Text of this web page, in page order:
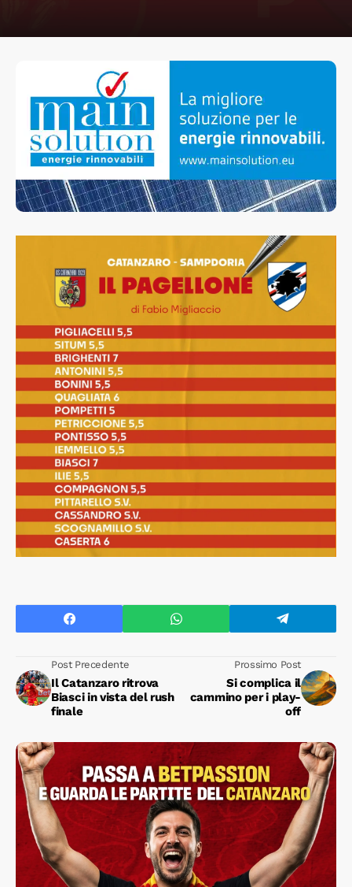
Post Precedente
Il Catanzaro ritrova
Biasci in vista del rush
finale
Prossimo Post
Si complica il
cammino per i play-
off